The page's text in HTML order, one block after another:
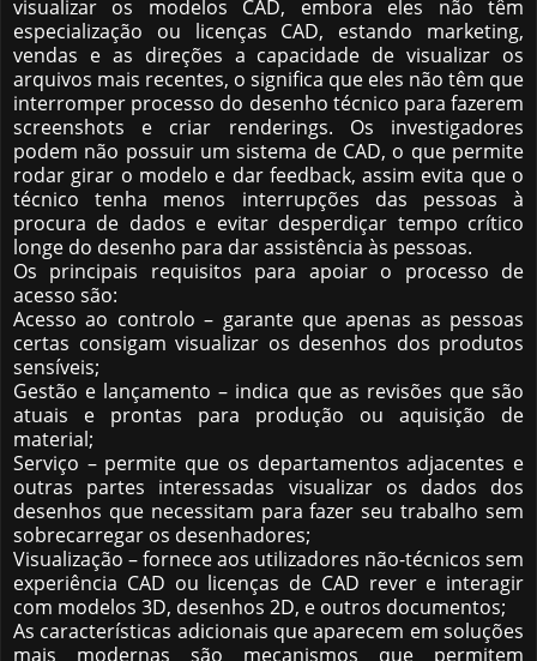
visualizar os modelos CAD, embora eles não têm
especialização ou licenças CAD, estando marketing,
vendas e as direções a capacidade de visualizar os
arquivos mais recentes, o significa que eles não têm que
interromper processo do desenho técnico para fazerem
screenshots e criar renderings. Os investigadores
podem não possuir um sistema de CAD, o que permite
rodar girar o modelo e dar feedback, assim evita que o
técnico tenha menos interrupções das pessoas à
procura de dados e evitar desperdiçar tempo crítico
longe do desenho para dar assistência às pessoas.
Os principais requisitos para apoiar o processo de
acesso são:
Acesso ao controlo – garante que apenas as pessoas
certas consigam visualizar os desenhos dos produtos
sensíveis;
Gestão e lançamento – indica que as revisões que são
atuais e prontas para produção ou aquisição de
material;
Serviço – permite que os departamentos adjacentes e
outras partes interessadas visualizar os dados dos
desenhos que necessitam para fazer seu trabalho sem
sobrecarregar os desenhadores;
Visualização – fornece aos utilizadores não-técnicos sem
experiência CAD ou licenças de CAD rever e interagir
com modelos 3D, desenhos 2D, e outros documentos;
As características adicionais que aparecem em soluções
mais modernas são mecanismos que permitem